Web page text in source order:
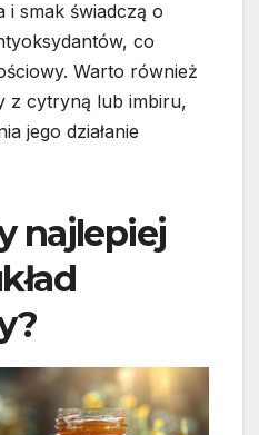
i smak świadczą o
co
Warto również
z cytryną lub imbiru,
jego działanie
najlepiej